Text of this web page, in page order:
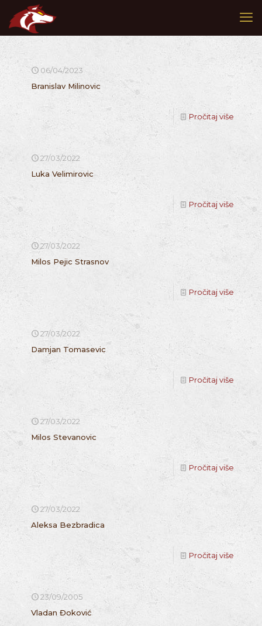
06/04/2023
Branislav Milinovic
Pročitaj više
27/03/2022
Luka Velimirovic
Pročitaj više
27/03/2022
Milos Pejic Strasnov
Pročitaj više
27/03/2022
Damjan Tomasevic
Pročitaj više
27/03/2022
Milos Stevanovic
Pročitaj više
27/03/2022
Aleksa Bezbradica
Pročitaj više
23/09/2005
Vladan Đoković